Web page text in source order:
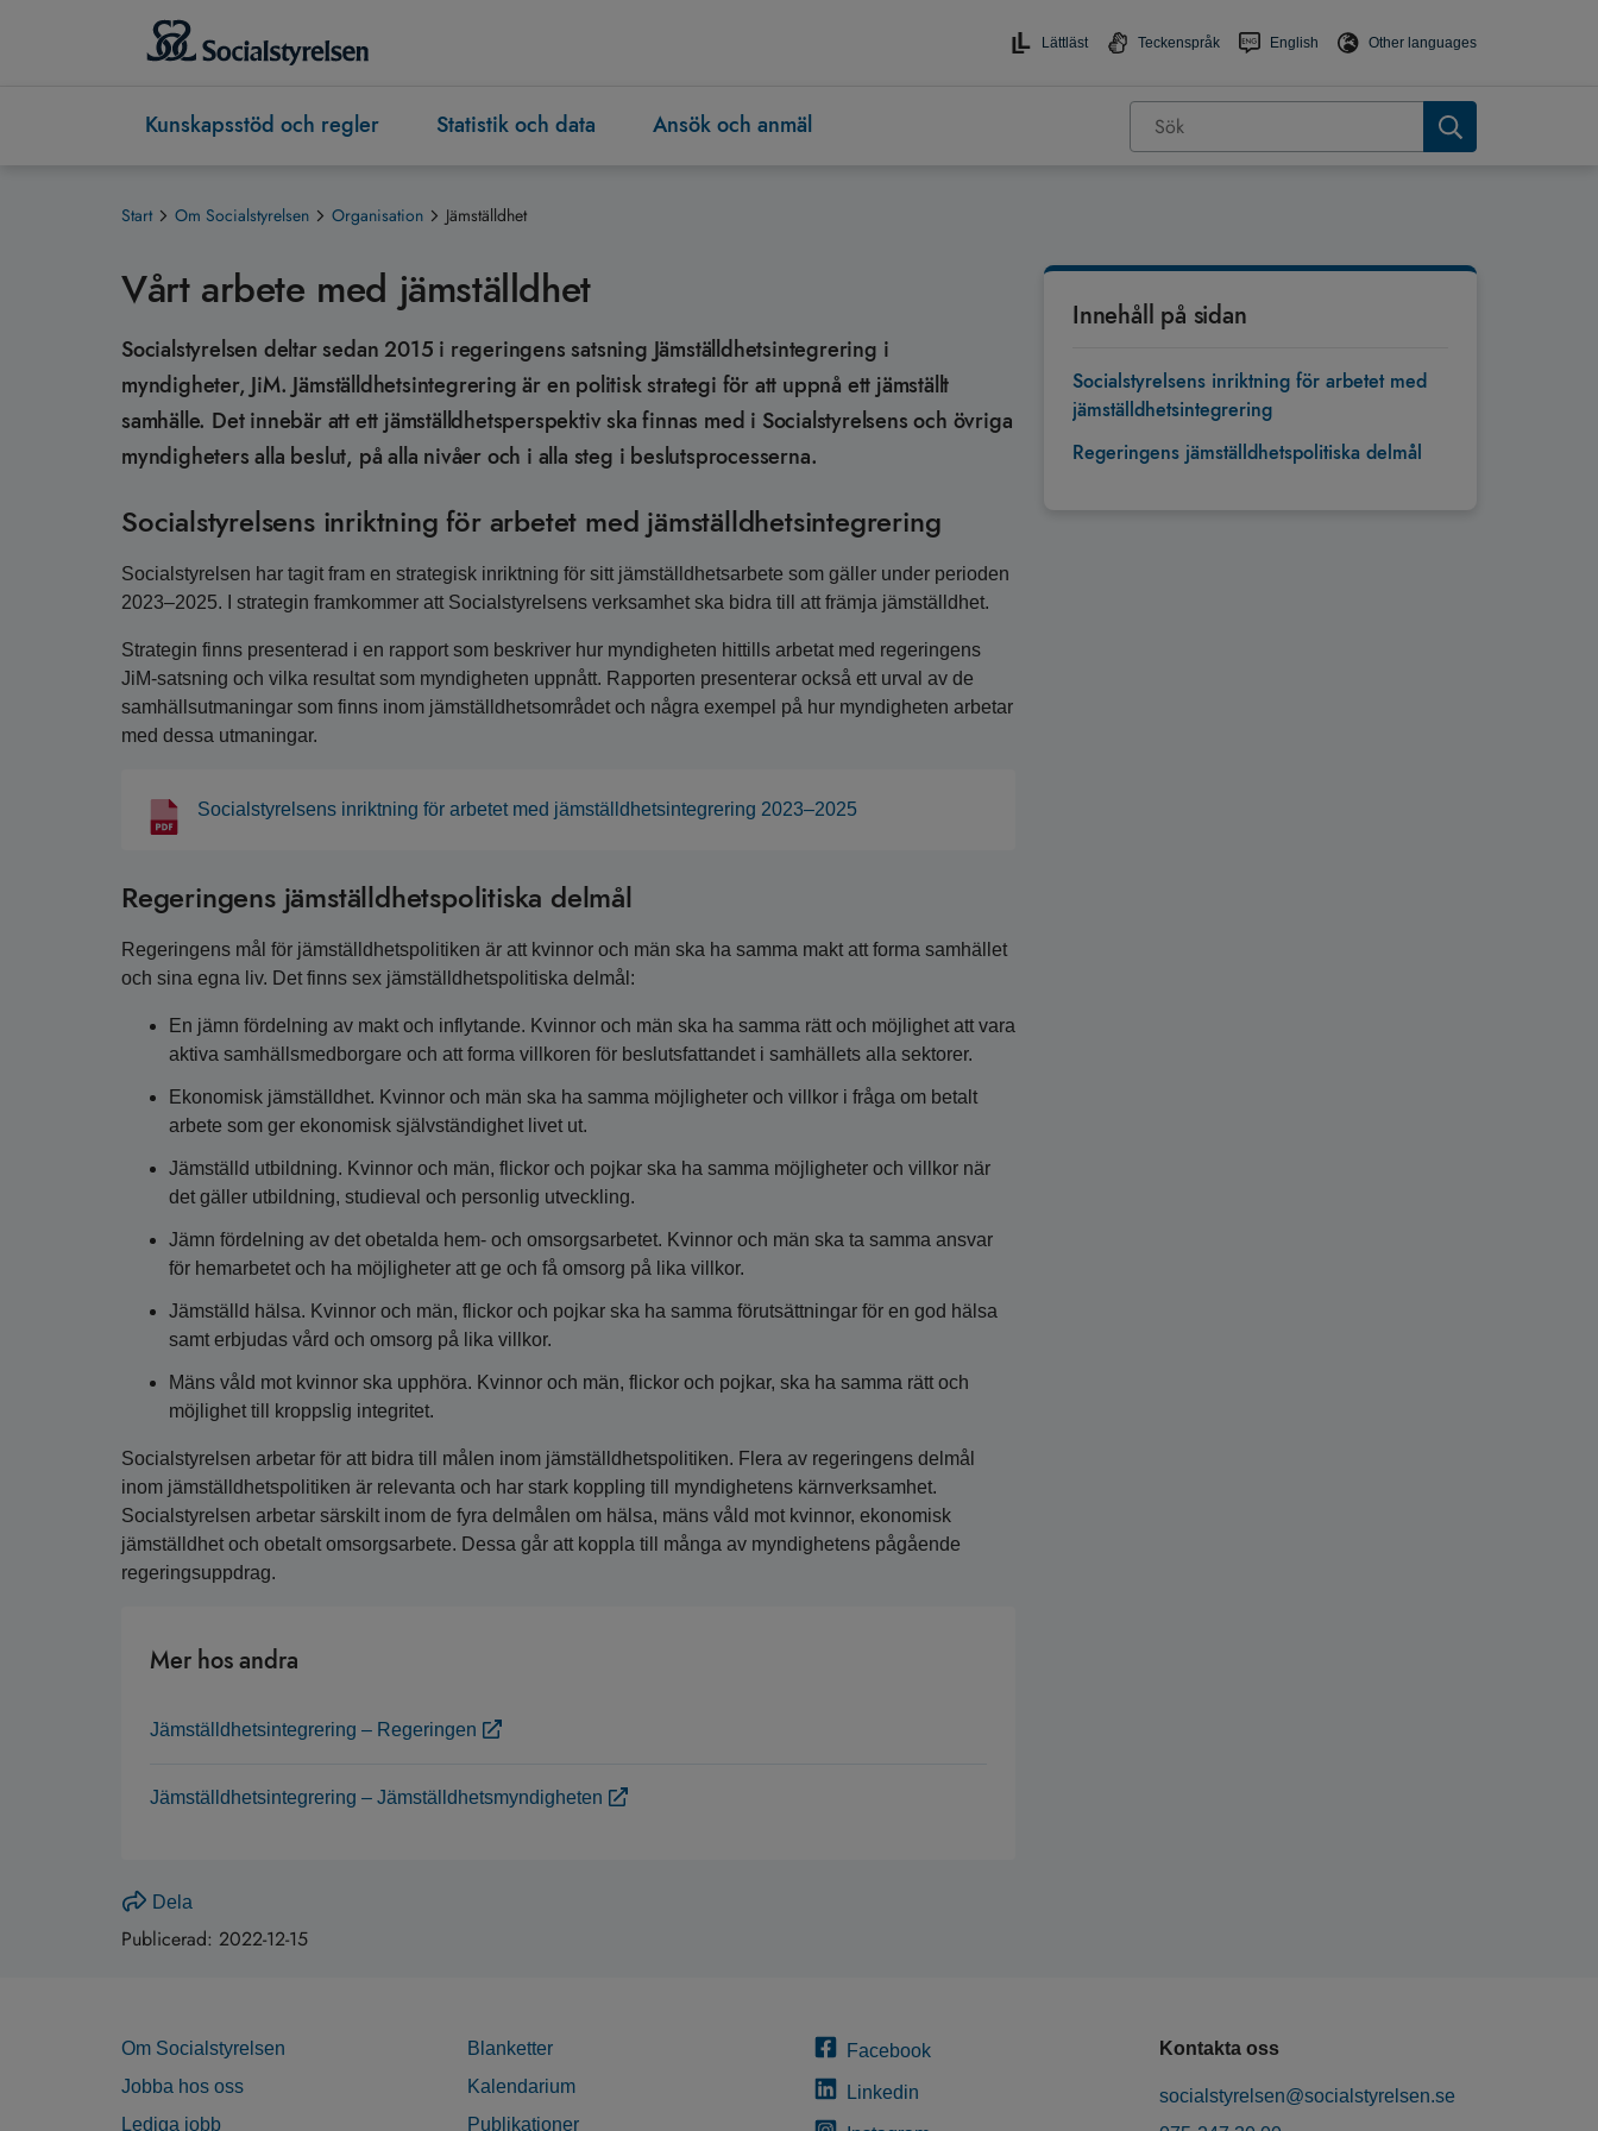
Lättläst Teckenspråk English Other languages
Kunskapsstöd och regler Statistik och data Ansök och anmäl
Start Om Socialstyrelsen Organisation Jämställdhet
Innehåll på sidan
Socialstyrelsens inriktning för arbetet med
jämställdhetsintegrering
Regeringens jämställdhetspolitiska delmål
Vårt arbete med jämställdhet
Socialstyrelsen deltar sedan 2015 i regeringens satsning Jämställdhetsintegrering i
myndigheter, JiM. Jämställdhetsintegrering är en politisk strategi för att uppnå ett jämställt
samhälle. Det innebär att ett jämställdhetsperspektiv ska finnas med i Socialstyrelsens och övriga
myndigheters alla beslut, på alla nivåer och i alla steg i beslutsprocesserna.
Socialstyrelsens inriktning för arbetet med jämställdhetsintegrering
Socialstyrelsen har tagit fram en strategisk inriktning för sitt jämställdhetsarbete som gäller under perioden
2023–2025. I strategin framkommer att Socialstyrelsens verksamhet ska bidra till att främja jämställdhet.
Strategin finns presenterad i en rapport som beskriver hur myndigheten hittills arbetat med regeringens
JiM-satsning och vilka resultat som myndigheten uppnått. Rapporten presenterar också ett urval av de
samhällsutmaningar som finns inom jämställdhetsområdet och några exempel på hur myndigheten arbetar
med dessa utmaningar.
Socialstyrelsens inriktning för arbetet med jämställdhetsintegrering 2023–2025
Regeringens jämställdhetspolitiska delmål
Regeringens mål för jämställdhetspolitiken är att kvinnor och män ska ha samma makt att forma samhället
och sina egna liv. Det finns sex jämställdhetspolitiska delmål:
En jämn fördelning av makt och inflytande. Kvinnor och män ska ha samma rätt och möjlighet att vara
aktiva samhällsmedborgare och att forma villkoren för beslutsfattandet i samhällets alla sektorer.
Ekonomisk jämställdhet. Kvinnor och män ska ha samma möjligheter och villkor i fråga om betalt
arbete som ger ekonomisk självständighet livet ut.
Jämställd utbildning. Kvinnor och män, flickor och pojkar ska ha samma möjligheter och villkor när
det gäller utbildning, studieval och personlig utveckling.
Jämn fördelning av det obetalda hem- och omsorgsarbetet. Kvinnor och män ska ta samma ansvar
för hemarbetet och ha möjligheter att ge och få omsorg på lika villkor.
Jämställd hälsa. Kvinnor och män, flickor och pojkar ska ha samma förutsättningar för en god hälsa
samt erbjudas vård och omsorg på lika villkor.
Mäns våld mot kvinnor ska upphöra. Kvinnor och män, flickor och pojkar, ska ha samma rätt och
möjlighet till kroppslig integritet.
Socialstyrelsen arbetar för att bidra till målen inom jämställdhetspolitiken. Flera av regeringens delmål
inom jämställdhetspolitiken är relevanta och har stark koppling till myndighetens kärnverksamhet.
Socialstyrelsen arbetar särskilt inom de fyra delmålen om hälsa, mäns våld mot kvinnor, ekonomisk
jämställdhet och obetalt omsorgsarbete. Dessa går att koppla till många av myndighetens pågående
regeringsuppdrag.
Mer hos andra
Jämställdhetsintegrering – Regeringen
Jämställdhetsintegrering – Jämställdhetsmyndigheten
Dela
Publicerad: 2022-12-15
Om Socialstyrelsen
Jobba hos oss
Lediga jobb
Blanketter
Kalendarium
Publikationer
Facebook
Linkedin
Kontakta oss
socialstyrelsen@socialstyrelsen.se